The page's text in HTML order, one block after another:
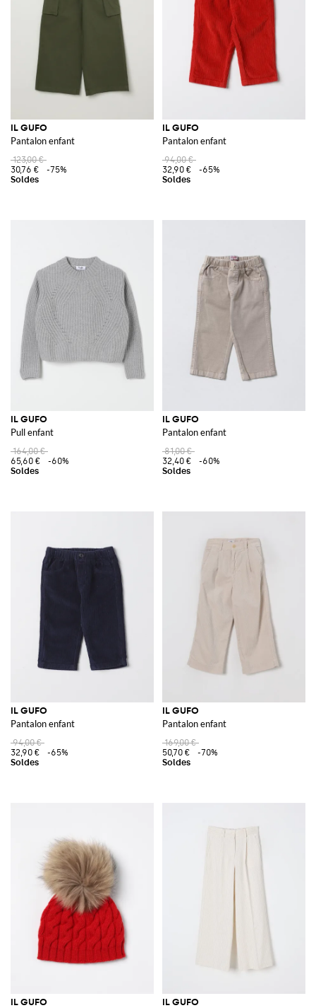
IL GUFO
Pantalon enfant
123,00 €
30,76 €
-75%
IL GUFO
Pantalon enfant
94,00 €
32,90 €
-65%
IL GUFO
Pull enfant
164,00 €
65,60 €
-60%
IL GUFO
Pantalon enfant
81,00 €
32,40 €
-60%
IL GUFO
Pantalon enfant
94,00 €
32,90 €
-65%
IL GUFO
Pantalon enfant
169,00 €
50,70 €
-70%
IL GUFO IL GUFO